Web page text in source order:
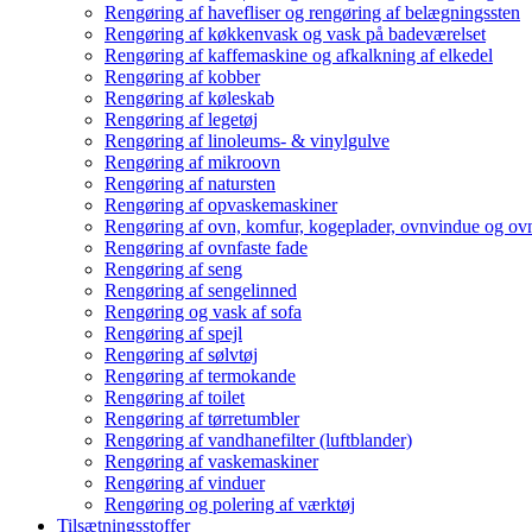
Rengøring af havefliser og rengøring af belægningssten
Rengøring af køkkenvask og vask på badeværelset
Rengøring af kaffemaskine og afkalkning af elkedel
Rengøring af kobber
Rengøring af køleskab
Rengøring af legetøj
Rengøring af linoleums- & vinylgulve
Rengøring af mikroovn
Rengøring af natursten
Rengøring af opvaskemaskiner
Rengøring af ovn, komfur, kogeplader, ovnvindue og
Rengøring af ovnfaste fade
Rengøring af seng
Rengøring af sengelinned
Rengøring og vask af sofa
Rengøring af spejl
Rengøring af sølvtøj
Rengøring af termokande
Rengøring af toilet
Rengøring af tørretumbler
Rengøring af vandhanefilter (luftblander)
Rengøring af vaskemaskiner
Rengøring af vinduer
Rengøring og polering af værktøj
Tilsætningsstoffer